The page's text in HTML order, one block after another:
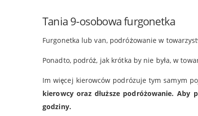
Tania 9-osobowa furgonetka
Furgonetka lub van, podróżowanie w
Ponadto, podróż, jak krótka by nie była, w
Im więcej kierowców podrózuje tym samym
kierowcy oraz dłuższe podróżowanie.
godziny.